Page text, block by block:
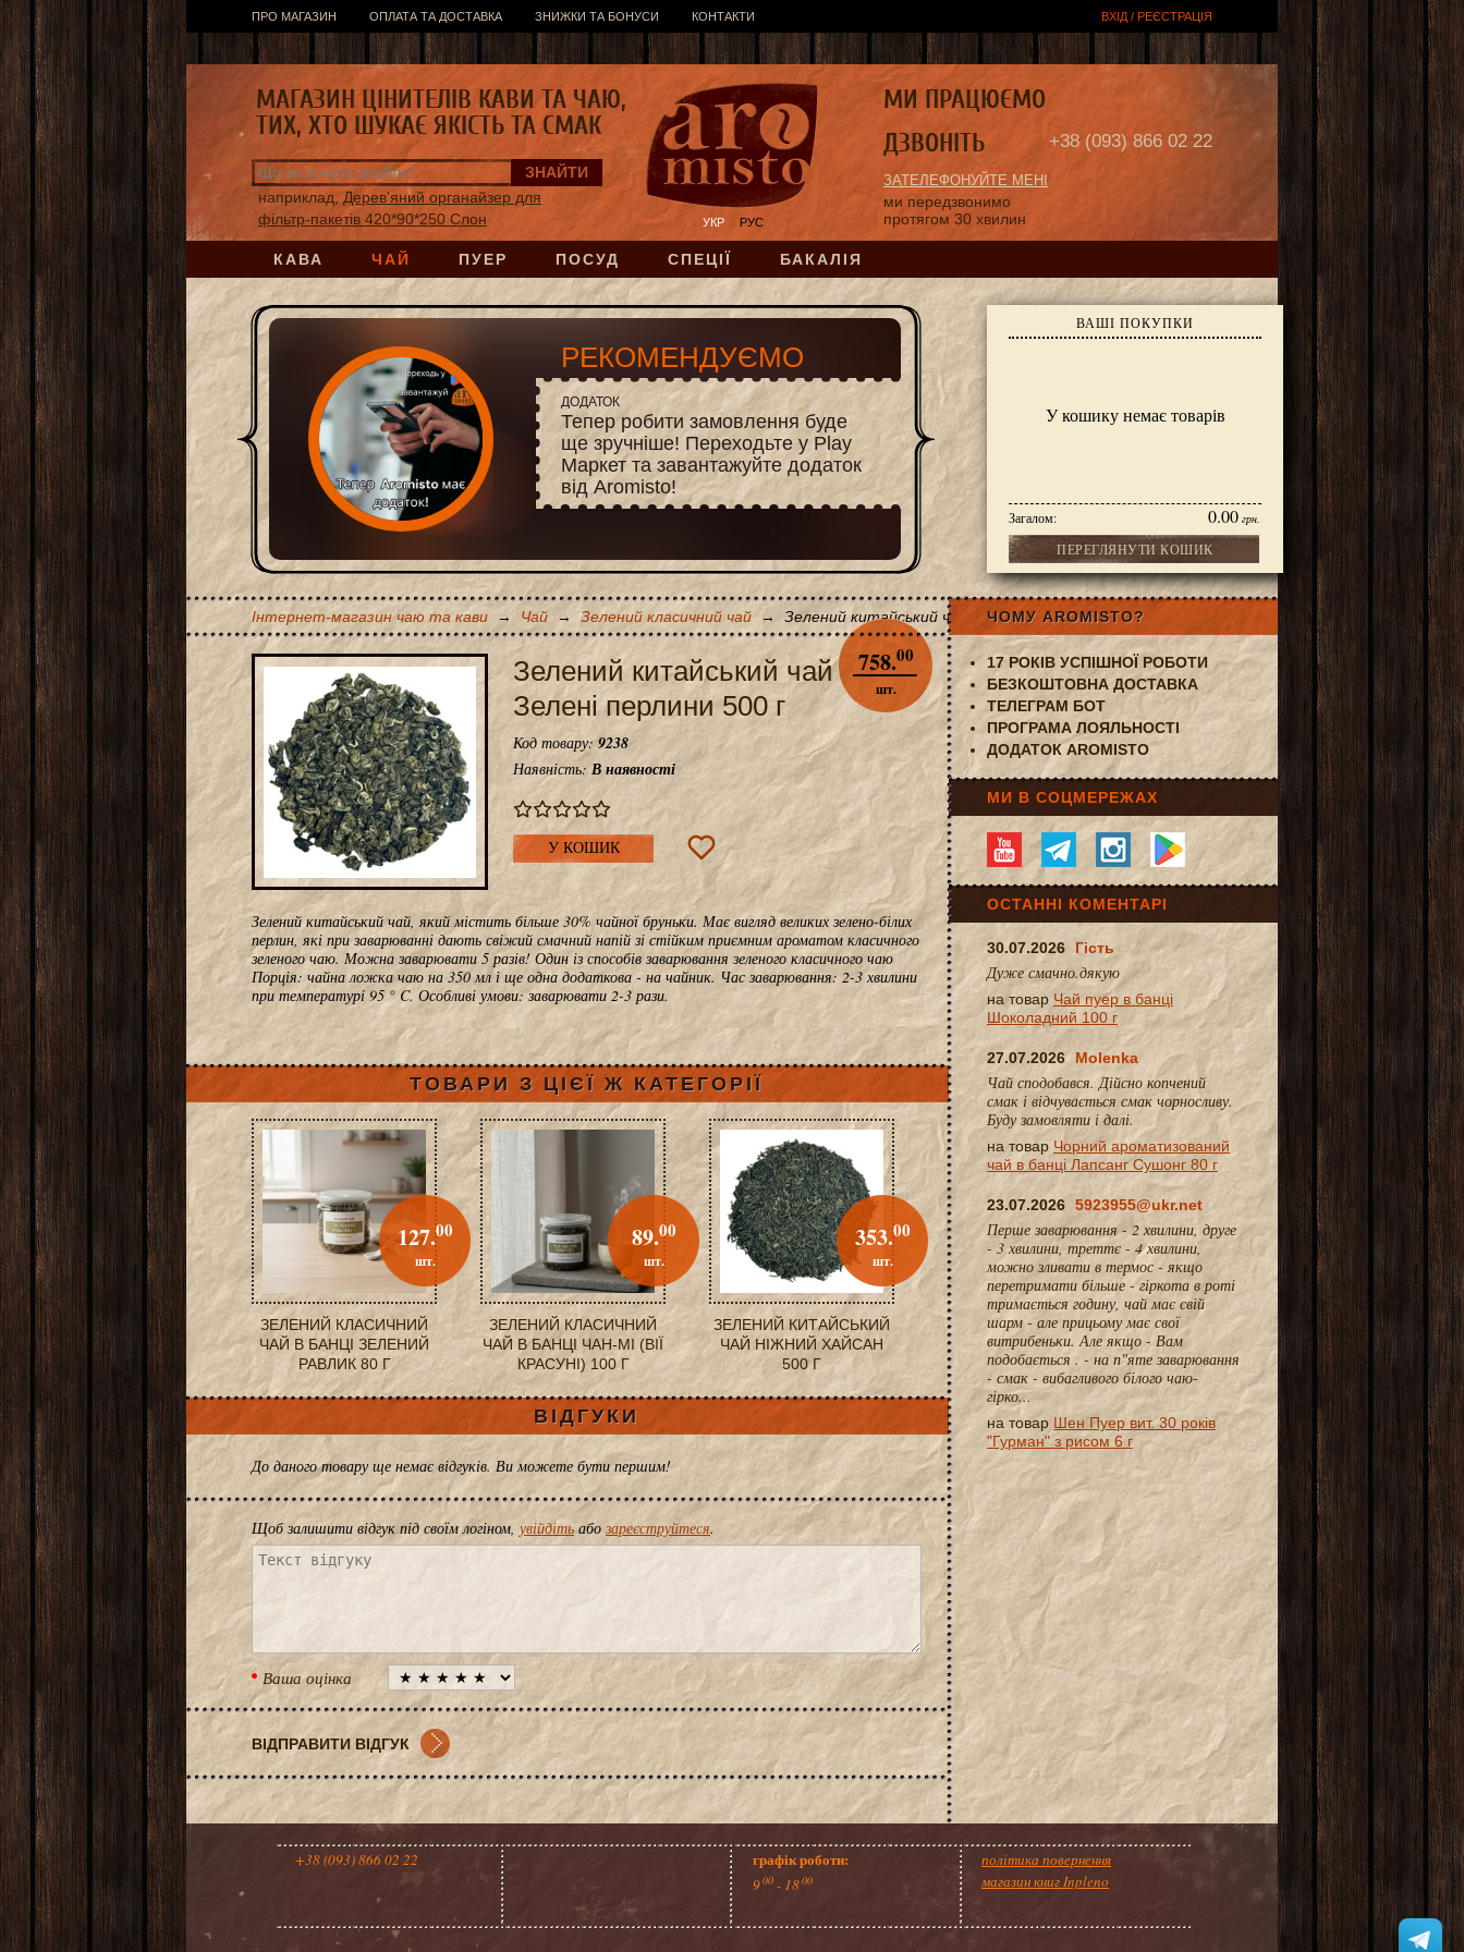
ПРО МАГАЗИН ОПЛАТА ТА ДОСТАВКА ЗНИЖКИ ТА БОНУСИ КОНТАКТИ ВХІД / РЕЄСТРАЦІЯ
КАВА ЧАЙ ПУЕР ПОСУД СПЕЦІЇ БАКАЛІЯ
УКР РУС
наприклад, Дерев'яний органайзер для
фільтр-пакетів 420*90*250 Слон
ВАШІ ПОКУПКИ
У кошику немає товарів
Загалом: 0.00 грн.
ПЕРЕГЛЯНУТИ КОШИК
+38 (093) 866 02 22
ЗАТЕЛЕФОНУЙТЕ МЕНІ
ми передзвонимо
протягом 30 хвилин
МАГАЗИН ЦІНИТЕЛІВ КАВИ ТА ЧАЮ,
ТИХ, ХТО ШУКАЄ ЯКІСТЬ ТА СМАК
МИ ПРАЦЮЄМО
ДЗВОНІТЬ
РЕКОМЕНДУЄМО
ДОДАТОК
Тепер робити замовлення буде
ще зручніше! Переходьте у Play
Маркет та завантажуйте додаток
від Aromisto!
Інтернет-магазин чаю та кави → Чай → Зелений класичний чай → Зелений китайський чай Зелені перлини 500 г
Зелений китайський чай
Зелені перлини 500 г
758.00
шт.
Код товару:9238
Наявність: В наявності
У КОШИК
Зелений китайський чай, який містить більше 30% чайної бруньки. Має вигляд великих зелено-білих
перлин, які при заварюванні дають свіжий смачний напій зі стійким приємним ароматом класичного
зеленого чаю. Можна заварювати 5 разів! Один із способів заварювання зеленого класичного чаю
Порція: чайна ложка чаю на 350 мл і ще одна додаткова - на чайник. Час заварювання: 2-3 хвилини
при температурі 95 ° C. Особливі умови: заварювати 2-3 рази.
ТОВАРИ З ЦІЄЇ Ж КАТЕГОРІЇ
ЗЕЛЕНИЙ КЛАСИЧНИЙ
ЧАЙ В БАНЦІ ЗЕЛЕНИЙ
РАВЛИК 80 Г
127.00
шт.
ЗЕЛЕНИЙ КЛАСИЧНИЙ
ЧАЙ В БАНЦІ ЧАН-МІ (ВІЇ
КРАСУНІ) 100 Г
89.00
шт.
ЗЕЛЕНИЙ КИТАЙСЬКИЙ
ЧАЙ НІЖНИЙ ХАЙСАН
500 Г
353.00
шт.
ВІДГУКИ
До даного товару ще немає відгуків. Ви можете бути першим!
Щоб залишити відгук під своїм логіном, увійдіть або зареєструйтеся.
Ваша оцінка
ЧОМУ AROMISTO?
17 РОКІВ УСПІШНОЇ РОБОТИ
БЕЗКОШТОВНА ДОСТАВКА
ТЕЛЕГРАМ БОТ
ПРОГРАМА ЛОЯЛЬНОСТІ
ДОДАТОК AROMISTO
МИ В СОЦМЕРЕЖАХ
ОСТАННІ КОМЕНТАРІ
30.07.2026 Гість
Дуже смачно.дякую
на товар Чай пуер в банці
Шоколадний 100 г
27.07.2026 Molenka
Чай сподобався. Дійсно копчений
смак і відчувається смак чорносливу.
Буду замовляти і далі.
на товар Чорний ароматизований
чай в банці Лапсанг Сушонг 80 г
23.07.2026 5923955@ukr.net
Перше заварювання - 2 хвилини, друге
- 3 хвилини, треттє - 4 хвилини,
можно зливати в термос - якщо
перетримати більше - гіркота в роті
тримається годину, чай має свій
шарм - але прицьому має свої
витрибеньки. Але якщо - Вам
подобається . - на п"яте заварювання
- смак - вибагливого білого чаю-
гірко...
на товар Шен Пуер вит. 30 років
"Гурман" з рисом 6 г
+38 (093) 866 02 22 графік роботи:
900 - 1800
політика повернення
магазин книг Inpleno